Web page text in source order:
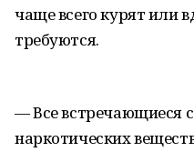
чаще всего курят или
требуются.
— Все встречающиеся
наркотических